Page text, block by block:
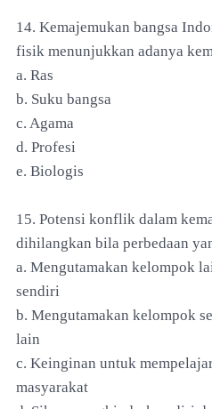
14. Kemajemukan bangsa
fisik menunjukkan adanya
a. Ras
b. Suku bangsa
c. Agama
d. Profesi
e. Biologis
15. Potensi konflik dalam
dihilangkan bila perbedaan
a. Mengutamakan kelompok
sendiri
b. Mengutamakan kelompok
lain
c. Keinginan untuk
masyarakat